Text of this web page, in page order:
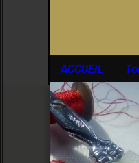
ACCUEIL